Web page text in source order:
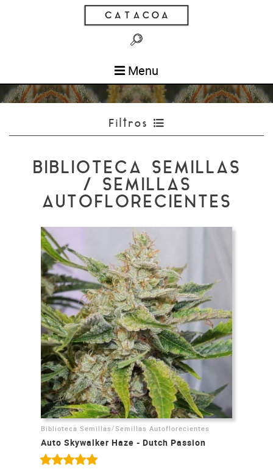
Menu
Filtros
BIBLIOTECA SEMILLAS
/ SEMILLAS
AUTOFLORECIENTES
Biblioteca Semillas/Semillas Autoflorecientes
Auto Skywalker Haze - Dutch Passion